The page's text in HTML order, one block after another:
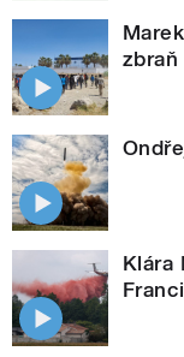
Klára